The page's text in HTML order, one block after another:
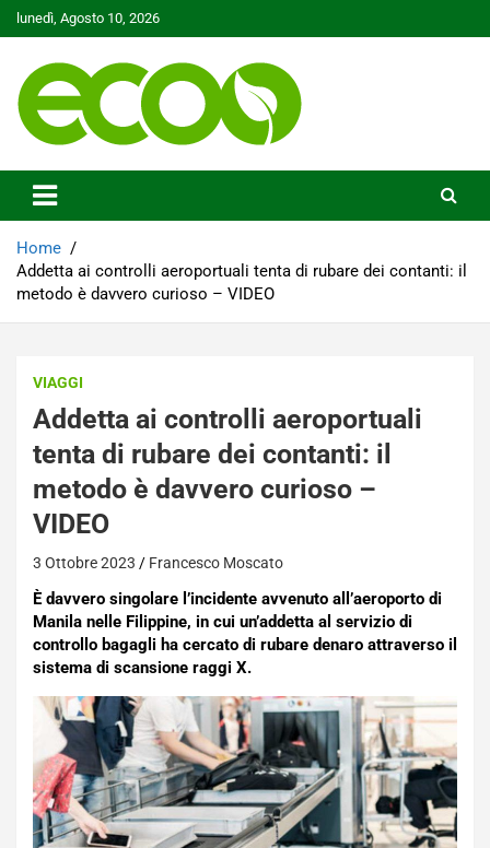
Skip
to
lunedì, Agosto 10, 2026
Ecoo.it
Home
Addetta ai controlli aeroportuali tenta di rubare dei contanti: il
metodo è davvero curioso – VIDEO
VIAGGI
Addetta ai controlli aeroportuali
tenta di rubare dei contanti: il
metodo è davvero curioso –
VIDEO
3 Ottobre 2023 Francesco Moscato
È davvero singolare l’incidente avvenuto all’aeroporto di
Manila nelle Filippine, in cui un’addetta al servizio di
controllo bagagli ha cercato di rubare denaro attraverso il
sistema di scansione raggi X.